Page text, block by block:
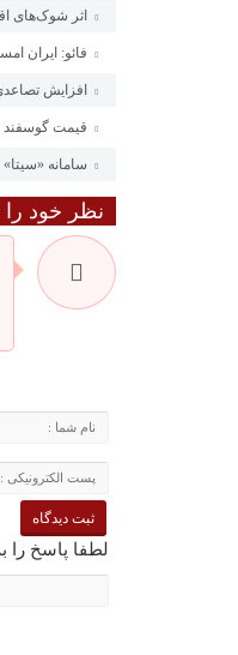
اثر شوک‌های اقتصادی
فائو: ایران امسال
افزایش
قیمت گوسفند زنده ۳۰ درصد کاهش یافت؛
سامانه
نظر خود را
لطفا پاسخ را